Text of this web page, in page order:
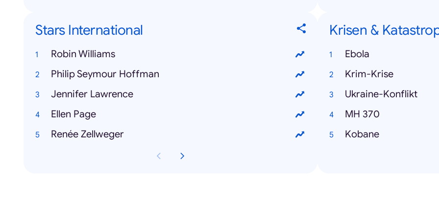
Stars International
Robin Williams
Philip Seymour Hoffman
Jennifer Lawrence
Ellen Page
Renée Zellweger
Krisen &
Ebola
Krim-Krise
Ukraine-Konflikt
MH 370
Kobane